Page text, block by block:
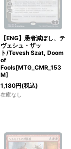
【ENG】愚者滅ぼし、テ
ヴェシュ・ザッ
ト/Tevesh Szat, Doom
of
Fools[MTG_CMR_153
M]
1,180円(税込)
在庫なし